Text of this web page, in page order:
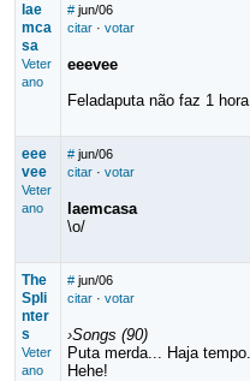
lae
mca
sa
Veter
ano
# jun/06
citar· votar
eeevee
Feladaputa não faz 1
eee
vee
Veter
ano
# jun/06
citar· votar
laemcasa
\o/
The
Spli
nter
s
Veter
ano
# jun/06
citar· votar
›Songs (90)
Puta merda... Haja
Hehe!